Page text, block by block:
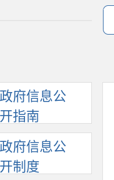
政府信息公
开指南
政府信息公
开制度